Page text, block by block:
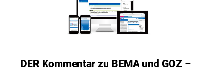
DER Kommentar zu BEMA und GOZ –